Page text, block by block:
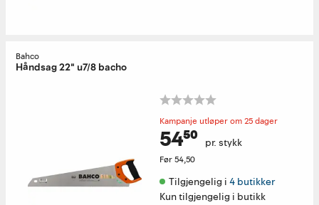
Bahco
Håndsag 22" u7/8 bacho
Kampanje utløper om 25 dager
54⁵⁰ pr. stykk
Før54,50
Tilgjengelig i 4 butikker
Kun tilgjengelig i butikk